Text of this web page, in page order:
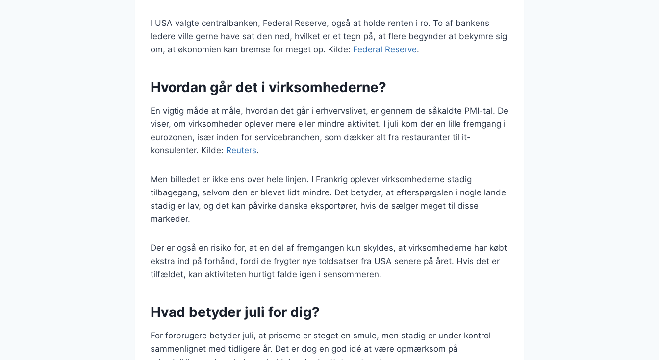
I USA valgte centralbanken, Federal Reserve, også at holde renten i ro. To af bankens
ledere ville gerne have sat den ned, hvilket er et tegn på, at flere begynder at bekymre sig
om, at økonomien kan bremse for meget op. Kilde: Federal Reserve.
Hvordan går det i virksomhederne?
En vigtig måde at måle, hvordan det går i erhvervslivet, er gennem de såkaldte PMI-tal. De
viser, om virksomheder oplever mere eller mindre aktivitet. I juli kom der en lille fremgang i
eurozonen, især inden for servicebranchen, som dækker alt fra restauranter til it-
konsulenter. Kilde: Reuters.
Men billedet er ikke ens over hele linjen. I Frankrig oplever virksomhederne stadig
tilbagegang, selvom den er blevet lidt mindre. Det betyder, at efterspørgslen i nogle lande
stadig er lav, og det kan påvirke danske eksportører, hvis de sælger meget til disse
markeder.
Der er også en risiko for, at en del af fremgangen kun skyldes, at virksomhederne har købt
ekstra ind på forhånd, fordi de frygter nye toldsatser fra USA senere på året. Hvis det er
tilfældet, kan aktiviteten hurtigt falde igen i sensommeren.
Hvad betyder juli for dig?
For forbrugere betyder juli, at priserne er steget en smule, men stadig er under kontrol
sammenlignet med tidligere år. Det er dog en god idé at være opmærksom på